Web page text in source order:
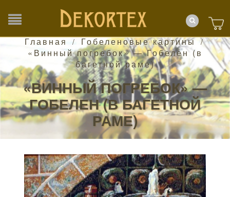
Главная / Гобеленовые картины /
«Винный погребок» — Гобелен (в
багетной раме)
«ВИННЫЙ ПОГРЕБОК» —
ГОБЕЛЕН (В БАГЕТНОЙ
РАМЕ)